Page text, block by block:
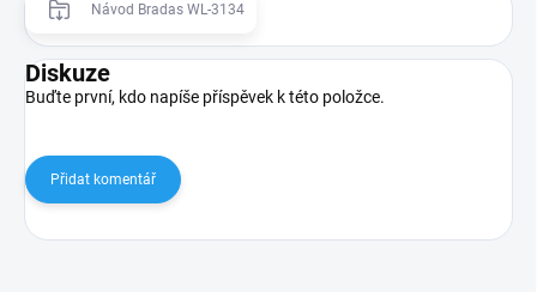
Návod Bradas WL-3134
Diskuze
Buďte první, kdo napíše příspěvek k této položce.
Přidat komentář